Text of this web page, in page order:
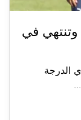
في
الدرجة